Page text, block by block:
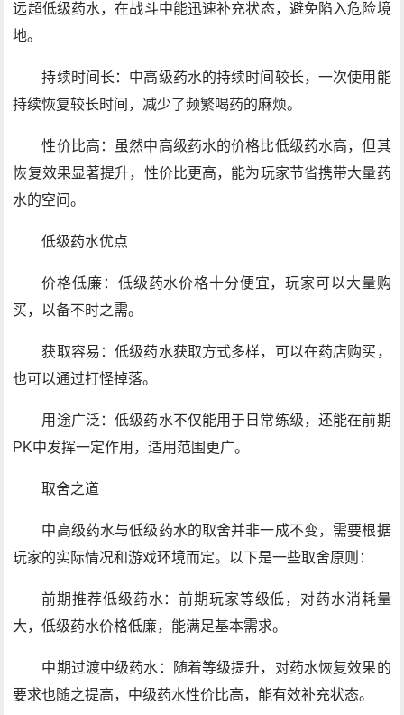
远超低级药水，在战斗中能迅速补充状态，避免陷入危险境
地。
持续时间长：中高级药水的持续时间较长，一次使用能
持续恢复较长时间，减少了频繁喝药的麻烦。
性价比高：虽然中高级药水的价格比低级药水高，但其
恢复效果显著提升，性价比更高，能为玩家节省携带大量药
水的空间。
低级药水优点
价格低廉：低级药水价格十分便宜，玩家可以大量购
买，以备不时之需。
获取容易：低级药水获取方式多样，可以在药店购买，
也可以通过打怪掉落。
用途广泛：低级药水不仅能用于日常练级，还能在前期
PK中发挥一定作用，适用范围更广。
取舍之道
中高级药水与低级药水的取舍并非一成不变，需要根据
玩家的实际情况和游戏环境而定。以下是一些取舍原则：
前期推荐低级药水：前期玩家等级低，对药水消耗量
大，低级药水价格低廉，能满足基本需求。
中期过渡中级药水：随着等级提升，对药水恢复效果的
要求也随之提高，中级药水性价比高，能有效补充状态。